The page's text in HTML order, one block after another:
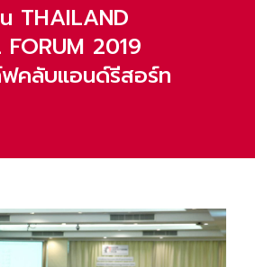
THAILAND
FORUM 2019
คลับแอนด์รีสอร์ท